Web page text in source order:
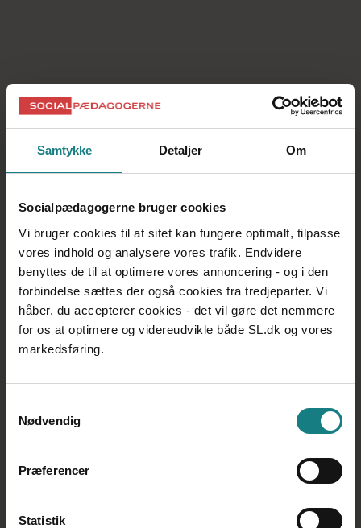
Samtykke Detaljer Om
Socialpædagogerne bruger cookies
Vi bruger cookies til at sitet kan fungere optimalt, tilpasse
vores indhold og analysere vores trafik. Endvidere
benyttes de til at optimere vores annoncering - og i den
forbindelse sættes der også cookies fra tredjeparter. Vi
håber, du accepterer cookies - det vil gøre det nemmere
for os at optimere og videreudvikle både SL.dk og vores
markedsføring.
Nødvendig
Præferencer
Statistik
Syddanmark
Generalforsamlings nyhedsbrev
Om Kreds Syddanmark
Medlemsgrupper
Til dig der er tillidsvalgt i Kreds Syddanmark
Find din fællestillidsrepræsentant
A-kassen i Kreds Syddanmark
Staten
Lokal lønforhandling